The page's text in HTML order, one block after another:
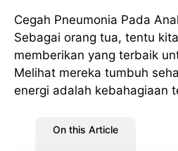
Cegah Pneumonia Pada
Sebagai orang tua, tentu
memberikan yang terbaik
Melihat mereka tumbuh
energi adalah kebahagiaan
On this Article